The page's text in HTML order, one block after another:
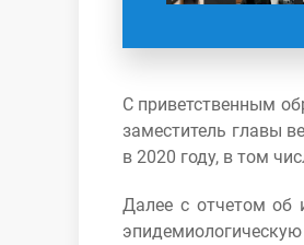
С приветственным
заместитель главы
в 2020 году, в том
Далее с отчетом об